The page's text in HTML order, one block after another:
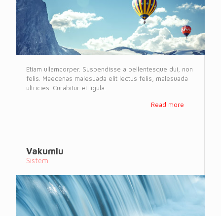
Etiam ullamcorper. Suspendisse a pellentesque dui, non
felis. Maecenas malesuada elit lectus felis, malesuada
ultricies. Curabitur et ligula.
Read more
Vakumlu
Sistem